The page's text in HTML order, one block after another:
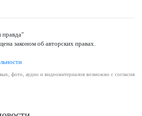
законом об авторских правах.
фото, аудио и видеоматериалов возможно с согласия